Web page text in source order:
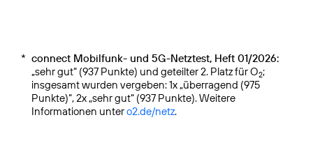
* connect Mobilfunk- und 5G-Netztest, Heft 01/2026:
„sehr gut“ (937 Punkte) und geteilter 2. Platz für O2;
insgesamt wurden vergeben: 1x „überragend (975
Punkte)“, 2x „sehr gut“ (937 Punkte). Weitere
Informationen untero2.de/netz.